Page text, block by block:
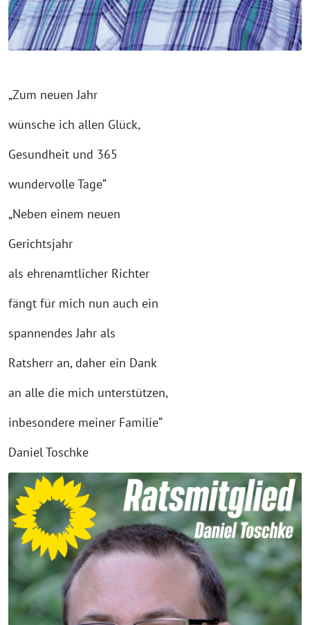
„Zum neuen Jahr
wünsche ich allen Glück,
Gesundheit und 365
wundervolle Tage“
„Neben einem neuen
Gerichtsjahr
als ehrenamtlicher Richter
fängt für mich nun auch ein
spannendes Jahr als
Ratsherr an, daher ein Dank
an alle die mich unterstützen,
inbesondere meiner Familie“
Daniel Toschke